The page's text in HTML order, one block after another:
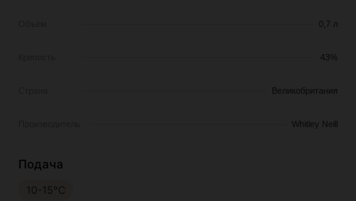
0,7 л
43%
Великобритания
Whitley Neill
Подача
10-15°С